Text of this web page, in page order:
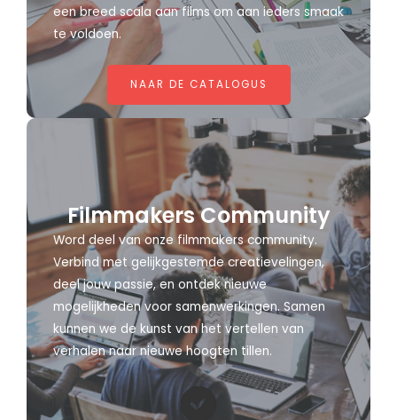
een breed scala aan films om aan ieders smaak
te voldoen.
NAAR DE CATALOGUS
Filmmakers Community
Word deel van onze filmmakers community.
Verbind met gelijkgestemde creatievelingen,
deel jouw passie, en ontdek nieuwe
mogelijkheden voor samenwerkingen. Samen
kunnen we de kunst van het vertellen van
verhalen naar nieuwe hoogten tillen.